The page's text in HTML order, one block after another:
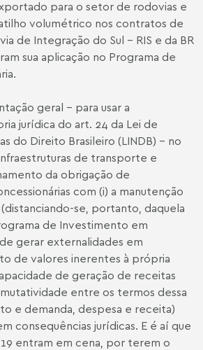
para o setor de rodovias e
volumétrico nos contratos de
de Integração do Sul – RIS e da BR
sua aplicação no Programa de
geral – para usar a
jurídica do art. 24 da Lei de
do Direito Brasileiro (LINDB) – no
de transporte e
da obrigação de
com (i) a manutenção
se, portanto, daquela
de Investimento em
gerar externalidades em
de valores inerentes à própria
de geração de receitas
entre os termos dessa
e demanda, despesa e receita)
consequências jurídicas. E é aí que
entram em cena, por terem o